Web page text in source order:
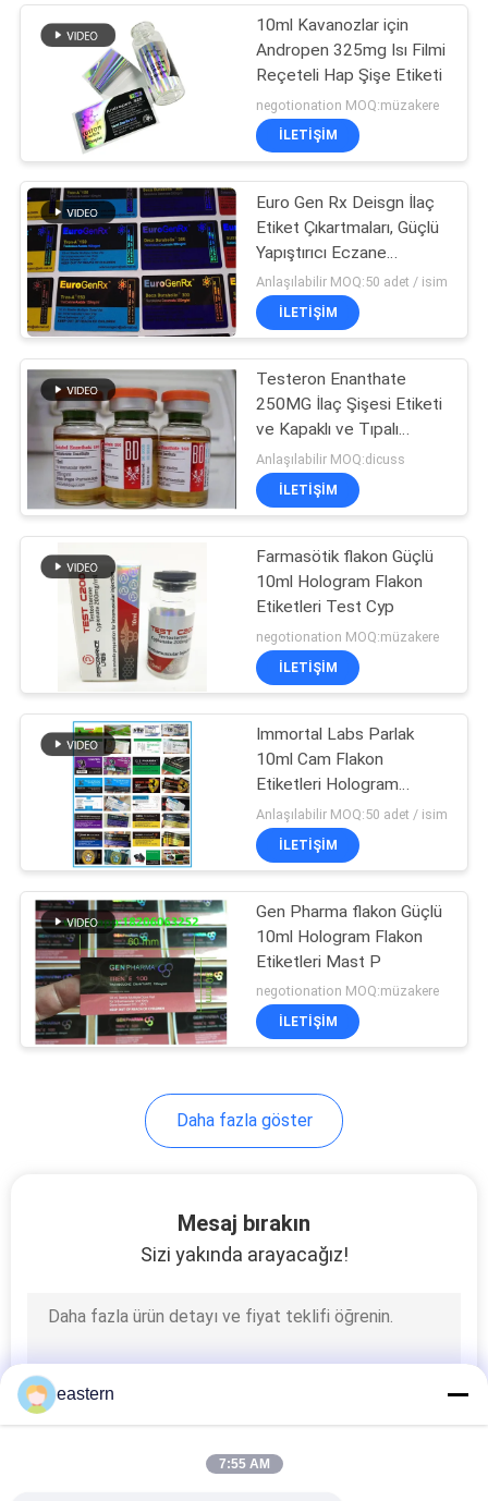
İlaç ambalaj kutusu
İlaç şişesi etiketi
Ilaç şişesi kutusu
küçük cam şişe
Şişeleri
Kapağı kapalı çevirin
10ml Kavanozlar için
Andropen 325mg Isı Filmi
Reçeteli Hap Şişe Etiketi
negotionation MOQ:müzakere
İLETIŞIM
Euro Gen Rx Deisgn İlaç
Etiket Çıkartmaları, Güçlü
Yapıştırıcı Eczane
Etiketleri Çıkartmaları
Anlaşılabilir MOQ:50 adet / isim
İLETIŞIM
Testeron Enanthate
250MG İlaç Şişesi Etiketi
ve Kapaklı ve Tıpalı
Kutular
Anlaşılabilir MOQ:dicuss
İLETIŞIM
Farmasötik flakon Güçlü
10ml Hologram Flakon
Etiketleri Test Cyp
negotionation MOQ:müzakere
İLETIŞIM
Immortal Labs Parlak
10ml Cam Flakon
Etiketleri Hologram
Eczane Etiketleri
Anlaşılabilir MOQ:50 adet / isim
İLETIŞIM
Gen Pharma flakon Güçlü
10ml Hologram Flakon
Etiketleri Mast P
negotionation MOQ:müzakere
İLETIŞIM
Daha fazla göster
Mesaj bırakın
Sizi yakında arayacağız!
eastern
7:55 AM